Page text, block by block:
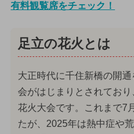
有料観覧席をチェック！
足立の花火とは
大正時代に千住新橋の開
会がはじまりとされてお
花火大会です。これまで7
たが、2025年は熱中症や